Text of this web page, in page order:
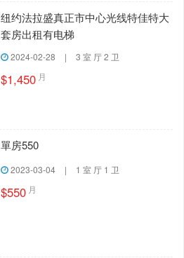
纽约法拉盛真正市中心光线特佳特大
套房出租有电梯
2024-02-28 | 3 室 厅 2 卫
$1,450 月
單房550
2023-03-04 | 1 室 厅 1 卫
$550 月